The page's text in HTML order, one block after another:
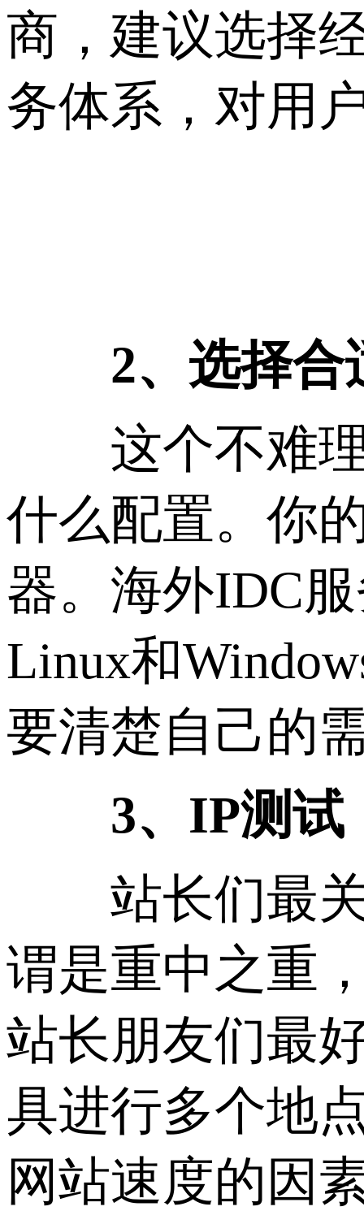
商，建议选择
务体系，对用
2、选择合
这个不难理
什么配置。你
器。海外IDC
Linux和
要清楚自己的
3、IP测试
站长们最关
谓是重中之重
站长朋友们最
具进行多个地
网站速度的因